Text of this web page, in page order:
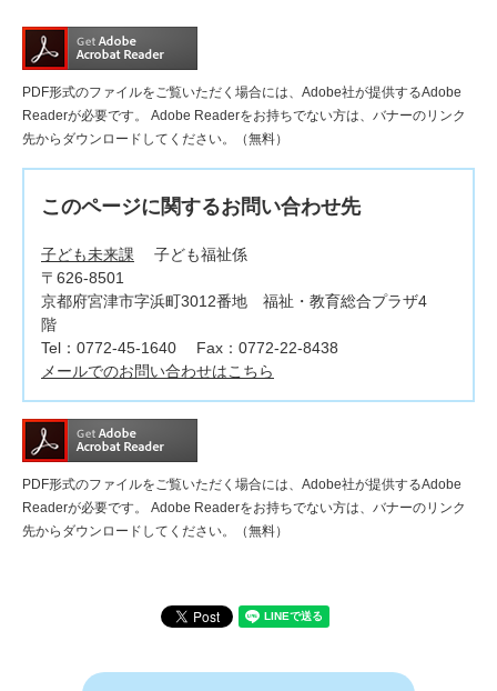
PDF形式のファイルをご覧いただく場合には、Adobe社が提供するAdobe
Readerが必要です。
Adobe Readerをお持ちでない方は、バナーのリンク
先からダウンロードしてください。（無料）
このページに関するお問い合わせ先
子ども未来課
子ども福祉係
〒626-8501
京都府宮津市字浜町3012番地 福祉・教育総合プラザ4
階
Tel：0772-45-1640
Fax：0772-22-8438
メールでのお問い合わせはこちら
PDF形式のファイルをご覧いただく場合には、Adobe社が提供するAdobe
Readerが必要です。
Adobe Readerをお持ちでない方は、バナーのリンク
先からダウンロードしてください。（無料）